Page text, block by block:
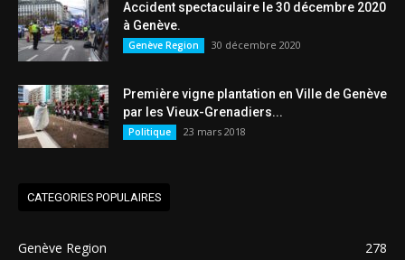
Accident spectaculaire le 30 décembre 2020
à Genève.
Genève Region 30 décembre 2020
Première vigne plantation en Ville de Genève
par les Vieux-Grenadiers...
Politique 23 mars 2018
CATEGORIES POPULAIRES
Genève Region
278